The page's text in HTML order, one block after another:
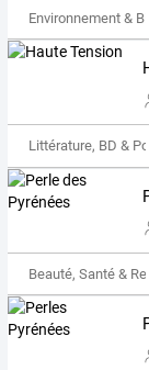
Environnement & Bio
Littérature, BD &
Beauté, Santé &